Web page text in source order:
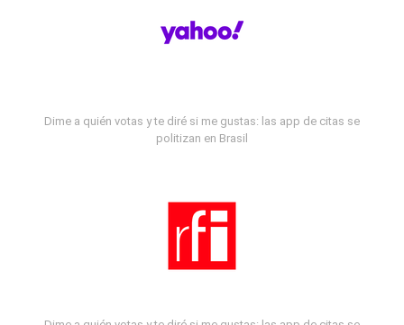
Dime a quién votas y te diré si me gustas: las app de citas se
politizan en Brasil